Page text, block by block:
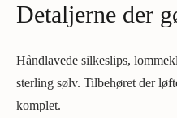
Detaljerne der
Håndlavede silkeslips,
sterling sølv. Tilbehøret der
komplet.